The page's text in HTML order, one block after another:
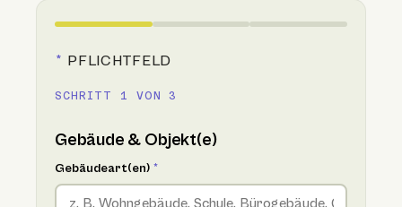
* PFLICHTFELD
SCHRITT 1 VON 3
Gebäude & Objekt(e)
Gebäudeart(en) *